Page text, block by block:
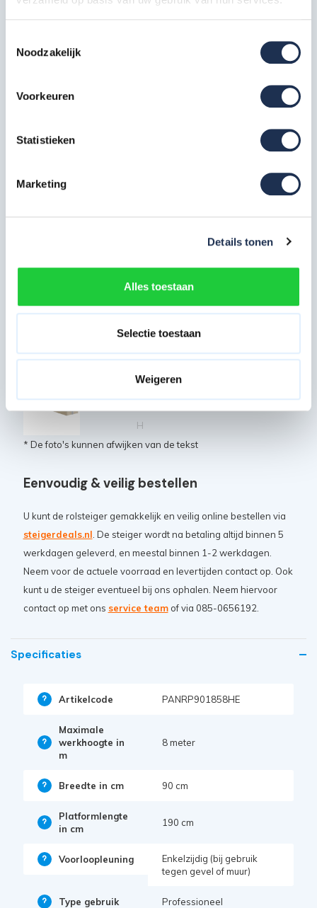
Noodzakelijk
Voorkeuren
Statistieken
Marketing
Details tonen
Alles toestaan
Selectie toestaan
Weigeren
Artikelcode: PAN-SGM-PLT-190-ML
Artikelcode: PAN-SGM-VL-190
Panthera diagonale schoor 190
190 cm
Artikelcode: PAN-SGM-HS-190
Stabilisator tot 6,2 m
platformhoogte
Kantplank enkel 305 hout
H
* De foto's kunnen afwijken van de tekst
Eenvoudig & veilig bestellen
U kunt de rolsteiger gemakkelijk en veilig online bestellen via
steigerdeals.nl . De steiger wordt na betaling altijd binnen 5
werkdagen geleverd, en meestal binnen 1-2 werkdagen.
Neem voor de actuele voorraad en levertijden contact op. Ook
kunt u de steiger eventueel bij ons ophalen. Neem hiervoor
contact op met ons service teamof via 085-0656192.
Specificaties
Artikelcode PANRP901858HE
Maximale
werkhoogte in
m
8 meter
Breedte in cm 90 cm
Platformlengte
in cm
190 cm
Voorloopleuning
Enkelzijdig (bij gebruik
tegen gevel of muur)
Type gebruik Professioneel